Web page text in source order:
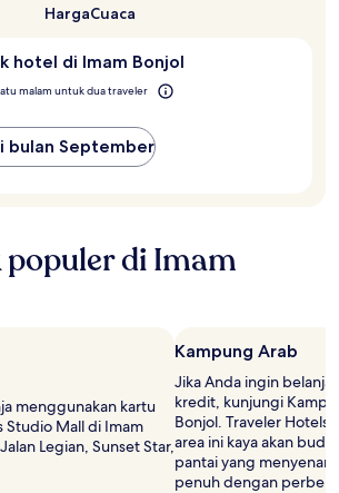
HargaCuaca
hotel di Imam Bonjol
malam untuk dua traveler
bulan September
di Imam
menggunakan kartu
Studio Mall di Imam
Legian, Sunset Star,
Kampung Arab
Jika Anda ingin
kredit, kunjungi
Bonjol. Traveler
area ini kaya akan
pantai yang
penuh dengan